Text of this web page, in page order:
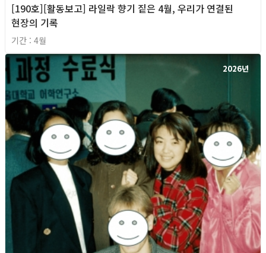
[190호][활동보고] 라일락 향기 짙은 4월, 우리가 연결된
현장의 기록
기간 : 4월
2026년